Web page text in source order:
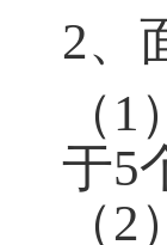
2、
（1
于5
（2